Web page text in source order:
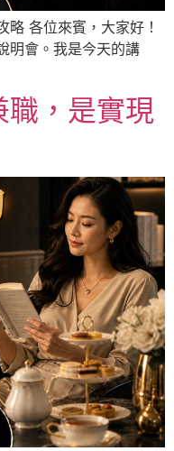
略 各位來賓，大家好！
明會。我是今天的講
職，是實現